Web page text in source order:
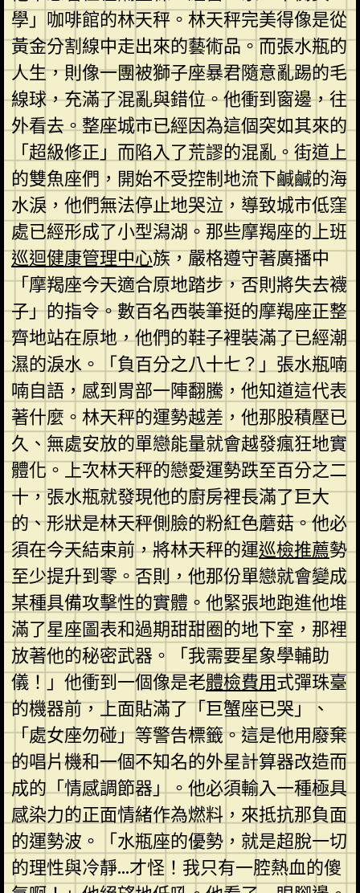
學」咖啡館的林天秤。林天秤完美得像是從
黃金分割線中走出來的藝術品。而張水瓶的
人生，則像一團被獅子座暴君隨意亂踢的毛
線球，充滿了混亂與錯位。他衝到窗邊，往
外看去。整座城市已經因為這個突如其來的
「超級修正」而陷入了荒謬的混亂。街道上
的雙魚座們，開始不受控制地流下鹹鹹的海
水淚，他們無法停止地哭泣，導致城市低窪
處已經形成了小型潟湖。那些摩羯座的上班
巡迴健康管理中心族，嚴格遵守著廣播中
「摩羯座今天適合原地踏步，否則將失去襪
子」的指令。數百名西裝筆挺的摩羯座正整
齊地站在原地，他們的鞋子裡裝滿了已經潮
濕的淚水。「負百分之八十七？」張水瓶喃
喃自語，感到胃部一陣翻騰，他知道這代表
著什麼。林天秤的運勢越差，他那股積壓已
久、無處安放的單戀能量就會越發瘋狂地實
體化。上次林天秤的戀愛運勢跌至百分之二
十，張水瓶就發現他的廚房裡長滿了巨大
的、形狀是林天秤側臉的粉紅色蘑菇。他必
須在今天結束前，將林天秤的運巡檢推薦勢
至少提升到零。否則，他那份單戀就會變成
某種具備攻擊性的實體。他緊張地跑進他堆
滿了星座圖表和過期甜甜圈的地下室，那裡
放著他的秘密武器。「我需要星象學輔助
儀！」他衝到一個像是老體檢費用式彈珠臺
的機器前，上面貼滿了「巨蟹座已哭」、
「處女座勿碰」等警告標籤。這是他用廢棄
的唱片機和一個不知名的外星計算器改造而
成的「情感調節器」。他必須輸入一種極具
感染力的正面情緒作為燃料，來抵抗那負面
的運勢波。「水瓶座的優勢，就是超脫一切
的理性與冷靜…才怪！我只有一腔熱血的傻